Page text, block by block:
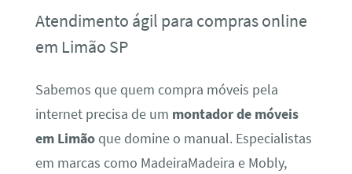
Atendimento ágil para compras online
em Limão SP
Sabemos que quem compra móveis pela
internet precisa de um montador de móveis
em Limãoque domine o manual. Especialistas
em marcas como MadeiraMadeira e Mobly,